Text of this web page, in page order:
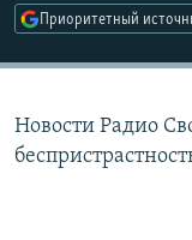
Приоритетный
Новости Радио